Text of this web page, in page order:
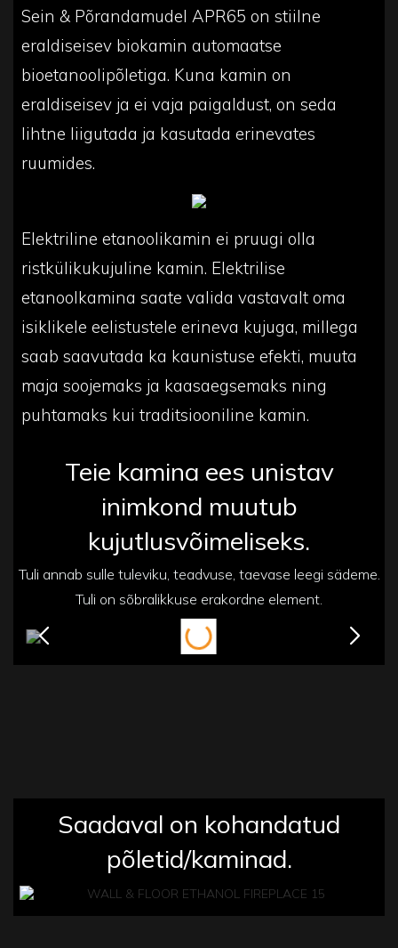
Sein & Põrandamudel APR65 on stiilne
eraldiseisev biokamin automaatse
bioetanoolipõletiga. Kuna kamin on
eraldiseisev ja ei vaja paigaldust, on seda
lihtne liigutada ja kasutada erinevates
ruumides.
Elektriline etanoolikamin ei pruugi olla
ristkülikukujuline kamin. Elektrilise
etanoolkamina saate valida vastavalt oma
isiklikele eelistustele erineva kujuga, millega
saab saavutada ka kaunistuse efekti, muuta
maja soojemaks ja kaasaegsemaks ning
puhtamaks kui traditsiooniline kamin.
Teie kamina ees unistav
inimkond muutub
kujutlusvõimeliseks.
Tuli annab sulle tuleviku, teadvuse, taevase leegi sädeme.
Tuli on sõbralikkuse erakordne element.
Saadaval on kohandatud
põletid/kaminad.